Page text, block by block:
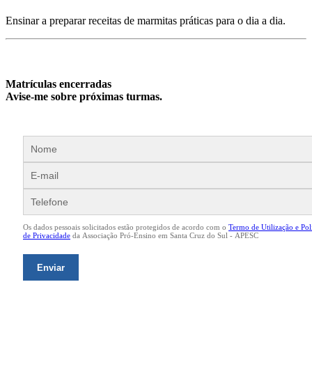
Ensinar a preparar receitas de marmitas práticas para o dia a dia.
Matrículas encerradas
Avise-me sobre próximas turmas.